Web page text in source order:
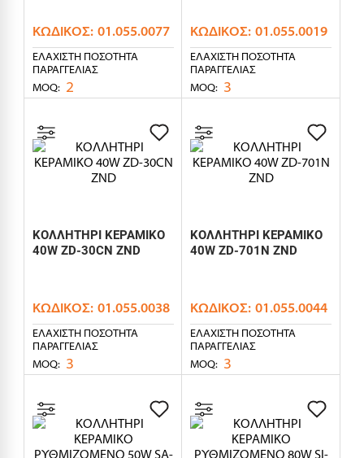
ΚΩΔΙΚΌΣ: 01.055.0077
ΕΛΆΧΙΣΤΗ ΠΟΣΌΤΗΤΑ
ΠΑΡΑΓΓΕΛΊΑΣ
MOQ: 2
ΚΩΔΙΚΌΣ: 01.055.0019
ΕΛΆΧΙΣΤΗ ΠΟΣΌΤΗΤΑ
ΠΑΡΑΓΓΕΛΊΑΣ
MOQ: 3
ΚΟΛΛΗΤΗΡΙ ΚΕΡΑΜΙΚΟ
40W ZD-30CN ZND
ΚΩΔΙΚΌΣ: 01.055.0038
ΕΛΆΧΙΣΤΗ ΠΟΣΌΤΗΤΑ
ΠΑΡΑΓΓΕΛΊΑΣ
MOQ: 3
ΚΟΛΛΗΤΗΡΙ ΚΕΡΑΜΙΚΟ
40W ZD-701N ZND
ΚΩΔΙΚΌΣ: 01.055.0044
ΕΛΆΧΙΣΤΗ ΠΟΣΌΤΗΤΑ
ΠΑΡΑΓΓΕΛΊΑΣ
MOQ: 3